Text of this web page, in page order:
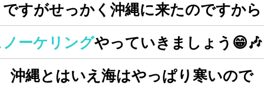
ですがせっかく沖縄に来たのですから
ーケリングやっていきましょう
沖縄とはいえ海はやっぱり寒いので